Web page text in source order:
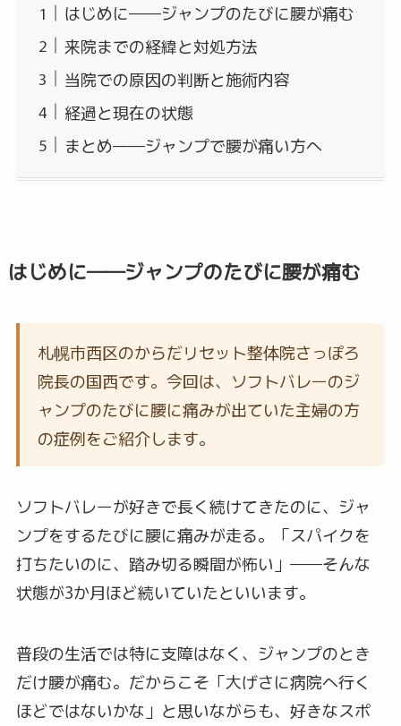
はじめに――ジャンプのたびに腰が痛む
来院までの経緯と対処方法
当院での原因の判断と施術内容
経過と現在の状態
まとめ――ジャンプで腰が痛い方へ
はじめに――ジャンプのたびに腰が痛む
札幌市西区のからだリセット整体院さっぽろ
院長の国西です。今回は、ソフトバレーのジ
ャンプのたびに腰に痛みが出ていた主婦の方
の症例をご紹介します。
ソフトバレーが好きで長く続けてきたのに、ジャ
ンプをするたびに腰に痛みが走る。「スパイクを
打ちたいのに、踏み切る瞬間が怖い」――そんな
状態が3か月ほど続いていたといいます。
普段の生活では特に支障はなく、ジャンプのとき
だけ腰が痛む。だからこそ「大げさに病院へ行く
ほどではないかな」と思いながらも、好きなスポ